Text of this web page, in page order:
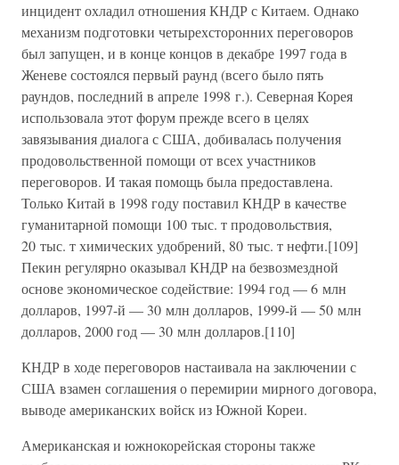
инцидент охладил отношения КНДР с Китаем. Однако
механизм подготовки четырехсторонних переговоров
был запущен, и в конце концов в декабре 1997 года в
Женеве состоялся первый раунд (всего было пять
раундов, последний в апреле 1998 г.). Северная Корея
использовала этот форум прежде всего в целях
завязывания диалога с США, добивалась получения
продовольственной помощи от всех участников
переговоров. И такая помощь была предоставлена.
Только Китай в 1998 году поставил КНДР в качестве
гуманитарной помощи 100 тыс. т продовольствия,
20 тыс. т химических удобрений, 80 тыс. т нефти.[109]
Пекин регулярно оказывал КНДР на безвозмездной
основе экономическое содействие: 1994 год — 6 млн
долларов, 1997-й — 30 млн долларов, 1999-й — 50 млн
долларов, 2000 год — 30 млн долларов.[110]
КНДР в ходе переговоров настаивала на заключении с
США взамен соглашения о перемирии мирного договора,
выводе американских войск из Южной Кореи.
Американская и южнокорейская стороны также